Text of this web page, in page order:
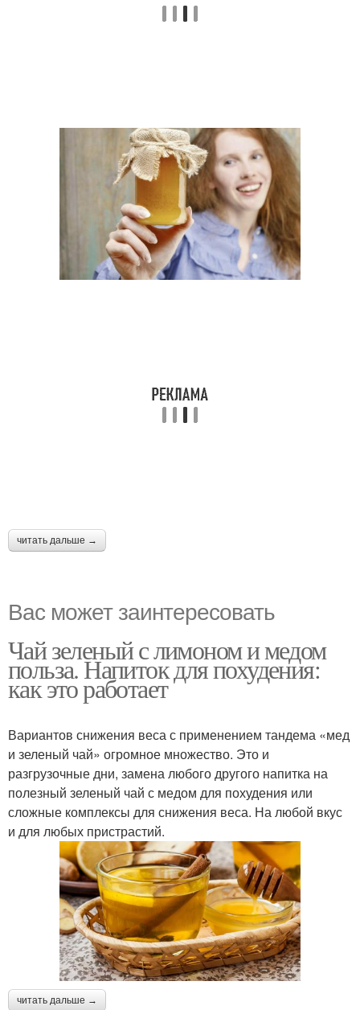
читать дальше →
Вас может заинтересовать
Чай зеленый с лимоном и медом
польза. Напиток для похудения:
как это работает
Вариантов снижения веса с применением тандема «мед
и зеленый чай» огромное множество. Это и
разгрузочные дни, замена любого другого напитка на
полезный зеленый чай с медом для похудения или
сложные комплексы для снижения веса. На любой вкус
и для любых пристрастий.
читать дальше →